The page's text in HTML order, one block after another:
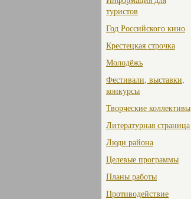
туристов
Год Российского кино
Крестецкая строчка
Молодёжь
Фестивали, выставки,
конкурсы
Творческие коллективы
Литературная страница
Люди района
Целевые программы
Планы работы
Противодействие